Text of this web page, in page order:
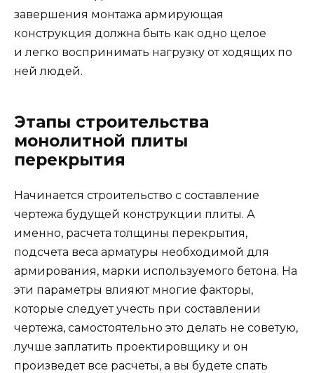
завершения монтажа армирующая
конструкция должна быть как одно целое
и легко воспринимать нагрузку от ходящих по
ней людей.
Этапы строительства
монолитной плиты
перекрытия
Начинается строительство с составление
чертежа будущей конструкции плиты. А
именно, расчета толщины перекрытия,
подсчета веса арматуры необходимой для
армирования, марки используемого бетона. На
эти параметры влияют многие факторы,
которые следует учесть при составлении
чертежа, самостоятельно это делать не советую,
лучше заплатить проектировщику и он
произведет все расчеты, а вы будете спать